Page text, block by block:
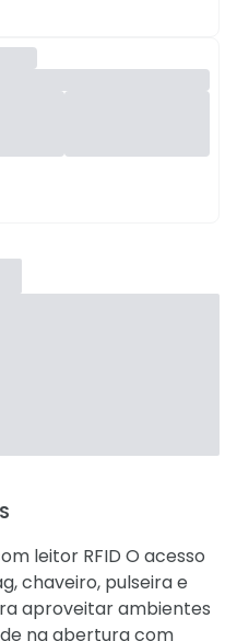
leitor RFID O acesso
chaveiro, pulseira e
aproveitar ambientes
na abertura com